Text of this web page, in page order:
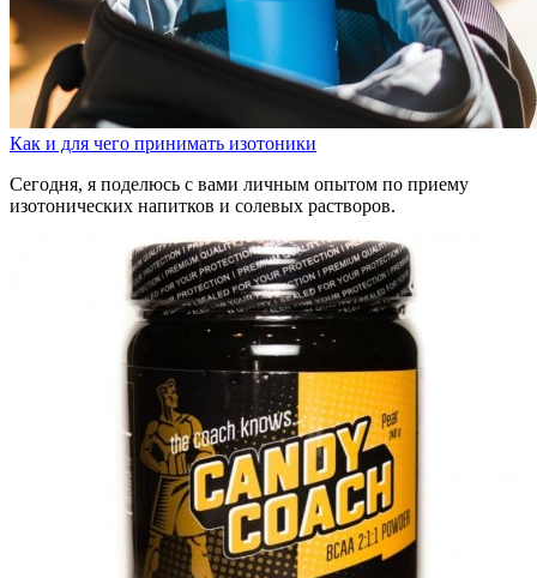
Как и для чего принимать изотоники
Сегодня, я поделюсь с вами личным опытом по приему
изотонических напитков и солевых растворов.